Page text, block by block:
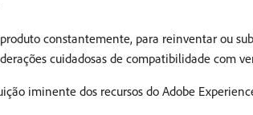
constantemente, para reinventar ou
cuidadosas de compatibilidade com
iminente dos recursos do Adobe